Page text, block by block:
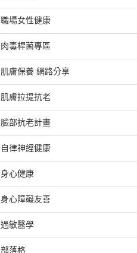
職場女性健康
肉毒桿菌專區
肌膚保養 網路分享
肌膚拉提抗老
臉部抗老計畫
自律神經健康
身心健康
身心障礙友善
過敏醫學
部落格